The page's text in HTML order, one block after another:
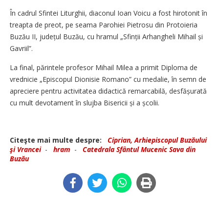
În cadrul Sfintei Liturghii, diaconul Ioan Voicu a fost hirotonit în
treapta de preot, pe seama Parohiei Pietrosu din Protoieria
Buzău II, județul Buzău, cu hramul „Sfinții Arhangheli Mihail și
Gavriil”.
La final, părintele profesor Mihail Milea a primit Diploma de
vrednicie „Episcopul Dionisie Romano” cu medalie, în semn de
apreciere pentru activitatea didactică remarcabilă, desfășurată
cu mult devotament în slujba Bisericii și a școlii.
Citeşte mai multe despre:
Ciprian, Arhiepiscopul Buzăului
şi Vrancei- hram - Catedrala Sfântul Mucenic Sava din
Buzău